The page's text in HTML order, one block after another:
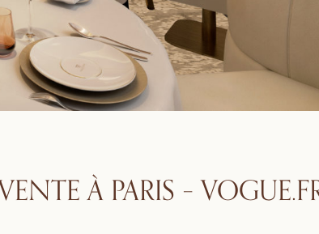
À PARIS –